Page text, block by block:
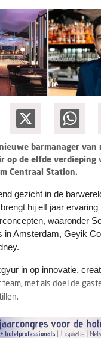
barmanager van
op de elfde verdieping
Centraal Station.
gezicht in de
hij elf jaar ervaring
waaronder
in Amsterdam, Geyik
in op innovatie,
team, met als doel de